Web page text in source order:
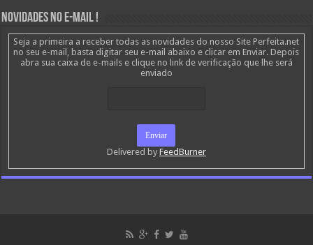
Novidades no E-mail !
Seja a primeira a receber todas as novidades do nosso Site Perfeita.net
no seu e-mail, basta digitar seu e-mail abaixo e clicar em Enviar. Depois
abra sua caixa de e-mails e clique no link de verificação que lhe será
enviado
Delivered by FeedBurner